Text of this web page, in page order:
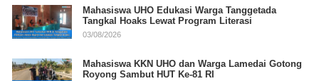
Mahasiswa UHO Edukasi Warga Tanggetada
Tangkal Hoaks Lewat Program Literasi
03/08/2026
Mahasiswa KKN UHO dan Warga Lamedai Gotong
Royong Sambut HUT Ke-81 RI